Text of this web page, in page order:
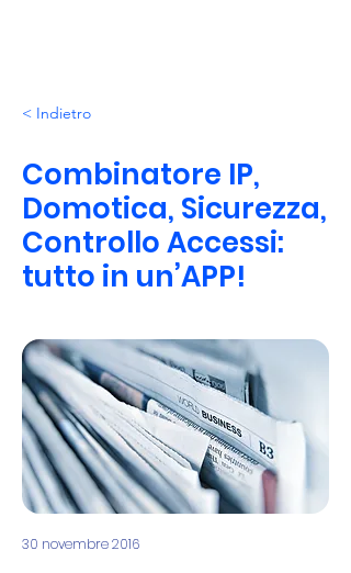
< Indietro
Combinatore IP,
Domotica, Sicurezza,
Controllo Accessi:
tutto in un’APP!
30 novembre 2016